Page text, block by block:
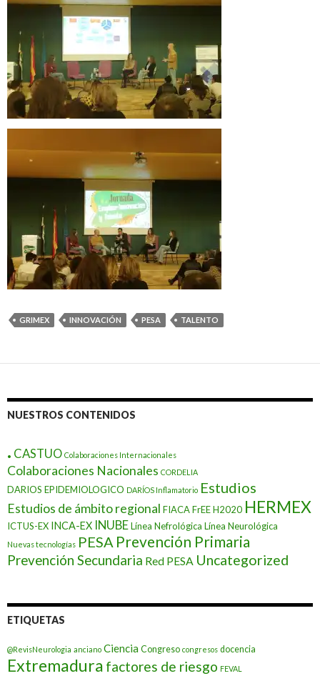
GRIMEX INNOVACIÓN PESA TALENTO
NUESTROS CONTENIDOS
. CASTUO Colaboraciones Internacionales
Colaboraciones Nacionales CORDELIA
DARIOS EPIDEMIOLOGICO DARÍOS Inflamatorio Estudios
Estudios de ámbito regional FIACAFrEEH2020 HERMEX
ICTUS-EX INCA-EX INUBELínea Nefrológica Línea Neurológica
Nuevas tecnologías PESA Prevención Primaria
Prevención Secundaria Red PESA Uncategorized
ETIQUETAS
@RevisNeurologia anciano Ciencia Congreso congresos docencia
Extremadura factores de riesgo FEVAL